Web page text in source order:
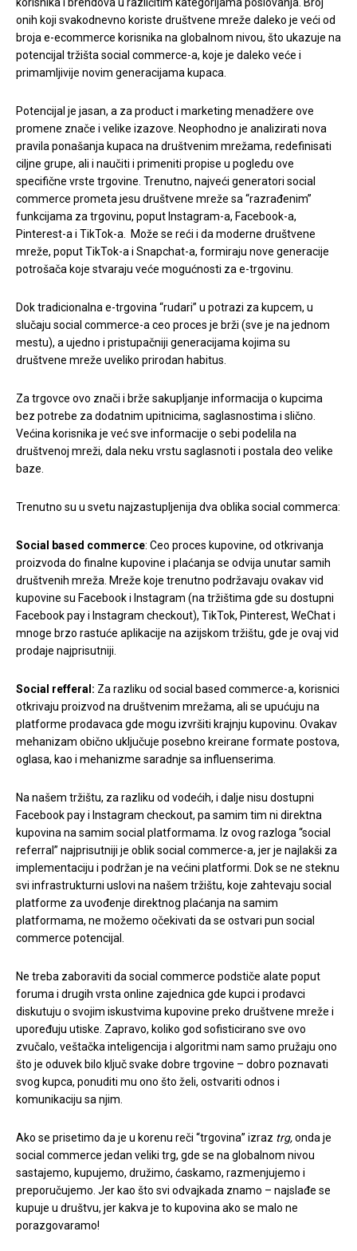
korisnika i brendova u različitim kategorijama poslovanja. Broj
onih koji svakodnevno koriste društvene mreže daleko je veći od
broja e-ecommerce korisnika na globalnom nivou, što ukazuje na
potencijal tržišta social commerce-a, koje je daleko veće i
primamljivije novim generacijama kupaca.
Potencijal je jasan, a za product i marketing menadžere ove
promene znače i velike izazove. Neophodno je analizirati nova
pravila ponašanja kupaca na društvenim mrežama, redefinisati
ciljne grupe, ali i naučiti i primeniti propise u pogledu ove
specifične vrste trgovine. Trenutno, najveći generatori social
commerce prometa jesu društvene mreže sa “razrađenim”
funkcijama za trgovinu, poput Instagram-a, Facebook-a,
Pinterest-a i TikTok-a. Može se reći i da moderne društvene
mreže, poput TikTok-a i Snapchat-a, formiraju nove generacije
potrošača koje stvaraju veće mogućnosti za e-trgovinu.
Dok tradicionalna e-trgovina “rudari” u potrazi za kupcem, u
slučaju social commerce-a ceo proces je brži (sve je na jednom
mestu), a ujedno i pristupačniji generacijama kojima su
društvene mreže uveliko prirodan habitus.
Za trgovce ovo znači i brže sakupljanje informacija o kupcima
bez potrebe za dodatnim upitnicima, saglasnostima i slično.
Većina korisnika je već sve informacije o sebi podelila na
društvenoj mreži, dala neku vrstu saglasnoti i postala deo velike
baze.
Trenutno su u svetu najzastupljenija dva oblika social commerca:
Social based commerce: Ceo proces kupovine, od otkrivanja
proizvoda do finalne kupovine i plaćanja se odvija unutar samih
društvenih mreža. Mreže koje trenutno podržavaju ovakav vid
kupovine su Facebook i Instagram (na tržištima gde su dostupni
Facebook pay i Instagram checkout), TikTok, Pinterest, WeChat i
mnoge brzo rastuće aplikacije na azijskom tržištu, gde je ovaj vid
prodaje najprisutniji.
Social refferal: Za razliku od social based commerce-a, korisnici
otkrivaju proizvod na društvenim mrežama, ali se upućuju na
platforme prodavaca gde mogu izvršiti krajnju kupovinu. Ovakav
mehanizam obično uključuje posebno kreirane formate postova,
oglasa, kao i mehanizme saradnje sa influenserima.
Na našem tržištu, za razliku od vodećih, i dalje nisu dostupni
Facebook pay i Instagram checkout, pa samim tim ni direktna
kupovina na samim social platformama. Iz ovog razloga “social
referral” najprisutniji je oblik social commerce-a, jer je najlakši za
implementaciju i podržan je na većini platformi. Dok se ne steknu
svi infrastrukturni uslovi na našem tržištu, koje zahtevaju social
platforme za uvođenje direktnog plaćanja na samim
platformama, ne možemo očekivati da se ostvari pun social
commerce potencijal.
Ne treba zaboraviti da social commerce podstiče alate poput
foruma i drugih vrsta online zajednica gde kupci i prodavci
diskutuju o svojim iskustvima kupovine preko društvene mreže i
upoređuju utiske. Zapravo, koliko god sofisticirano sve ovo
zvučalo, veštačka inteligencija i algoritmi nam samo pružaju ono
što je oduvek bilo ključ svake dobre trgovine – dobro poznavati
svog kupca, ponuditi mu ono što želi, ostvariti odnos i
komunikaciju sa njim.
Ako se prisetimo da je u korenu reči “trgovina” izraz trg,onda je
social commerce jedan veliki trg, gde se na globalnom nivou
sastajemo, kupujemo, družimo, ćaskamo, razmenjujemo i
preporučujemo. Jer kao što svi odvajkada znamo – najslađe se
kupuje u društvu, jer kakva je to kupovina ako se malo ne
porazgovaramo!